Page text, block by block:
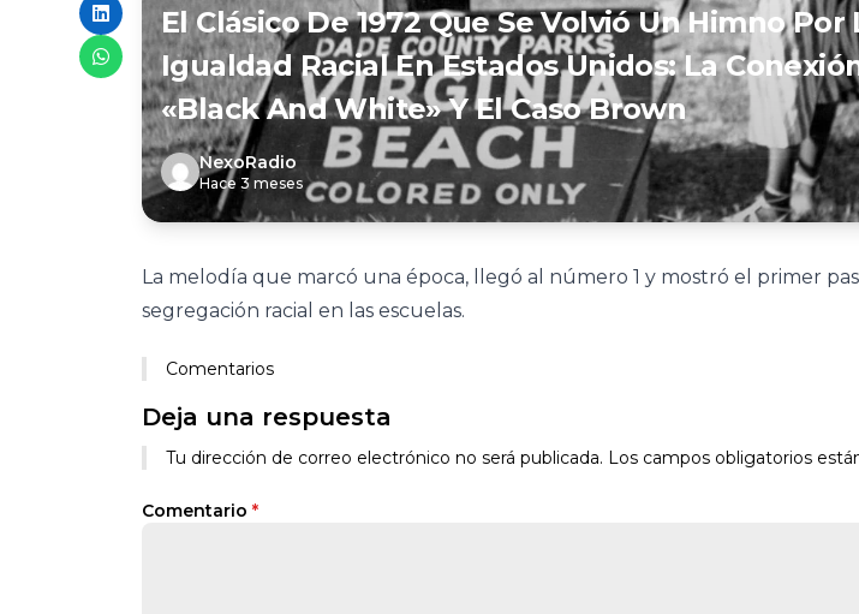
El Clásico De 1972 Que Se Volvió Un Himno Por
Igualdad Racial En Estados Unidos: La
«Black And White» Y El Caso Brown
NexoRadio
Hace 3 meses
La melodía que marcó una época, llegó al número 1 y mostró el primer
segregación racial en las escuelas.
Comentarios
Deja una respuesta
Tu dirección de correo electrónico no será publicada. Los campos obligatorios
Comentario *